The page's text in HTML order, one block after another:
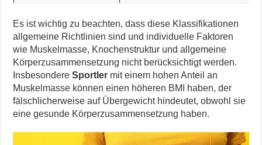
Es ist wichtig zu beachten, dass diese Klassifikationen
allgemeine Richtlinien sind und individuelle Faktoren
wie Muskelmasse, Knochenstruktur und allgemeine
Körperzusammensetzung nicht berücksichtigt werden.
InsbesondereSportler mit einem hohen Anteil an
Muskelmasse können einen höheren BMI haben, der
fälschlicherweise auf Übergewicht hindeutet, obwohl sie
eine gesunde Körperzusammensetzung haben.